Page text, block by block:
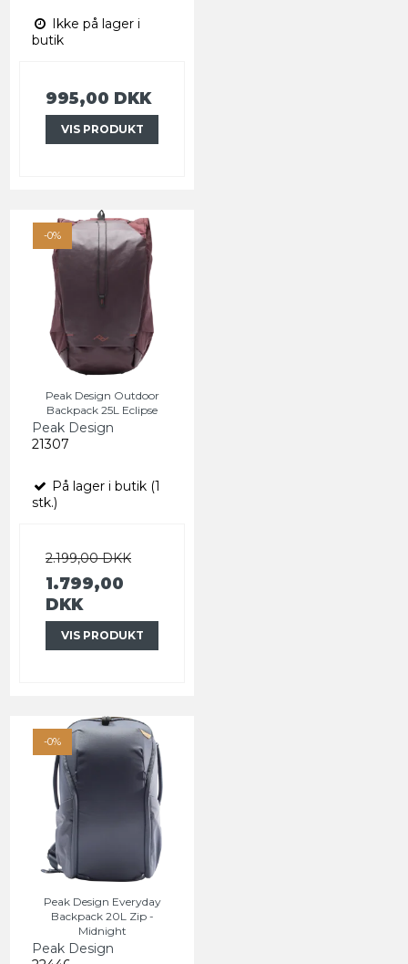
Ikke på lager i
butik
995,00 DKK
VIS PRODUKT
-0%
Peak Design Outdoor
Backpack 25L Eclipse
Peak Design
21307
På lager i butik (1
stk.)
2.199,00 DKK
1.799,00
DKK
VIS PRODUKT
-0%
Peak Design Everyday
Backpack 20L Zip -
Midnight
Peak Design